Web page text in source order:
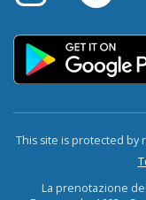
This site is protected by
La prenotazione